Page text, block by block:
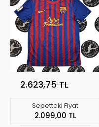
2.623,75 TL
Sepetteki Fiyat
2.099,00 TL